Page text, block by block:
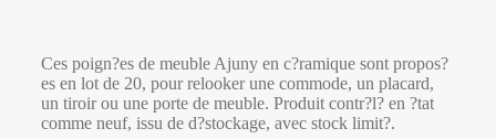
Ces poign?es de meuble Ajuny en c?ramique sont propos?
es en lot de 20, pour relooker une commode, un placard,
un tiroir ou une porte de meuble. Produit contr?l? en ?tat
comme neuf, issu de d?stockage, avec stock limit?.